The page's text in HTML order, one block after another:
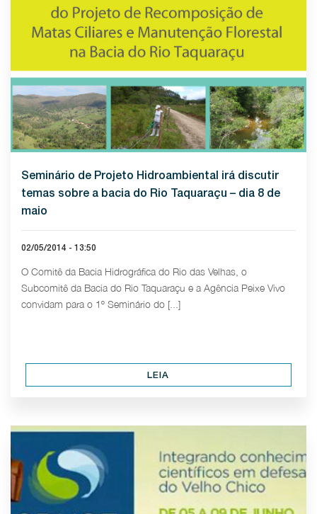
Seminário de Projeto Hidroambiental irá discutir
temas sobre a bacia do Rio Taquaraçu – dia 8 de
maio
02/05/2014 - 13:50
O Comitê da Bacia Hidrográfica do Rio das Velhas, o
Subcomitê da Bacia do Rio Taquaraçu e a Agência Peixe Vivo
convidam para o 1º Seminário do [...]
LEIA